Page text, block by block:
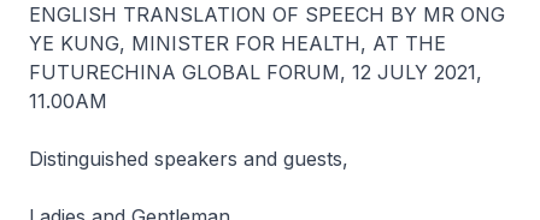
ENGLISH TRANSLATION OF SPEECH BY MR ONG
YE KUNG, MINISTER FOR HEALTH, AT THE
FUTURECHINA GLOBAL FORUM, 12 JULY 2021,
11.00AM
Distinguished speakers and guests,